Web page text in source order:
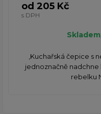
od 205 Kč
s DPH
Skladem
‚Kuchařská čepice s
jednoznačně
rebelku